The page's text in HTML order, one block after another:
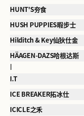
HUNT'S夯食
HUSH PUPPIES暇步士
Hilditch & Key仙狄仕金
HÄAGEN-DAZS哈根达斯
I
I.T
ICE BREAKER拓冰仕
ICICLE之禾